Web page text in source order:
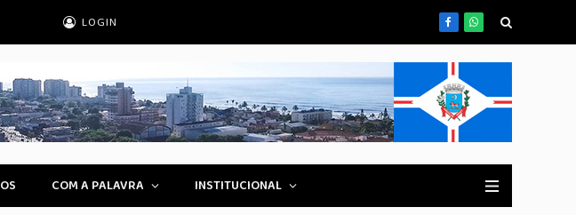
LOGIN FacebookWhatsApp
COM A PALAVRA INSTITUCIONAL